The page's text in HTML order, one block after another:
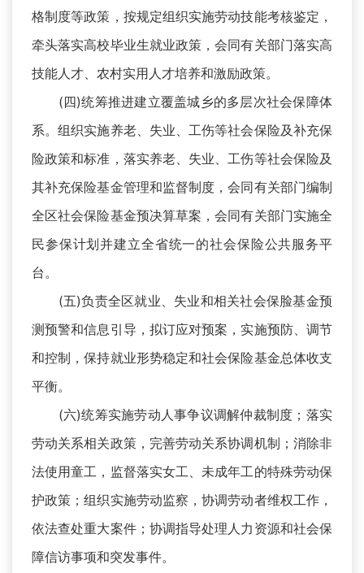
格制度等政策，按规定组织实施劳动技能考核鉴定，
牵头落实高校毕业生就业政策，会同有关部门落实高
技能人才、农村实用人才培养和激励政策。
(四)统筹推进建立覆盖城乡的多层次社会保障体
系。组织实施养老、失业、工伤等社会保险及补充保
险政策和标准，落实养老、失业、工伤等社会保险及
其补充保险基金管理和监督制度，会同有关部门编制
全区社会保险基金预决算草案，会同有关部门实施全
民参保计划并建立全省统一的社会保险公共服务平
台。
(五)负责全区就业、失业和相关社会保脸基金预
测预警和信息引导，拟订应对预案，实施预防、调节
和控制，保持就业形势稳定和社会保险基金总体收支
平衡。
(六)统筹实施劳动人事争议调解仲裁制度；落实
劳动关系相关政策，完善劳动关系协调机制；消除非
法使用童工，监督落实女工、未成年工的特殊劳动保
护政策；组织实施劳动监察，协调劳动者维权工作，
依法查处重大案件；协调指导处理人力资源和社会保
障信访事项和突发事件。